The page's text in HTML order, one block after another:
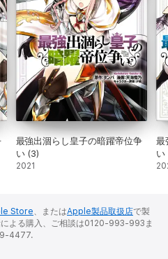
最強出涸らし皇子の暗躍帝位争
い (3)
2021
最
Store 、またはApple製品取扱店で製
よる購入、ご相談は0120-993-993ま
4477.